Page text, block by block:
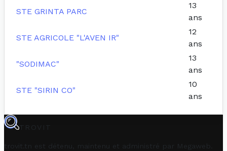
STE GRINTA PARC
13
ans
STE AGRICOLE "L'AVEN IR"
12
ans
"SODIMAC"
13
ans
STE "SIRIN CO"
10
ans
TROVIT
trovit.tn est détenu, maintenu et administré par Megaweb